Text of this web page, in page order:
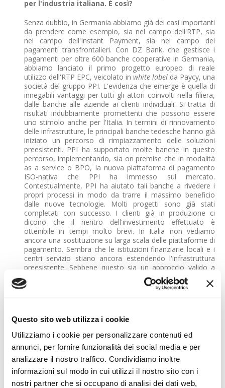
Questo sito web utilizza i cookie
Utilizziamo i cookie per personalizzare contenuti ed
annunci, per fornire funzionalità dei social media e per
analizzare il nostro traffico. Condividiamo inoltre
informazioni sul modo in cui utilizzi il nostro sito con i
nostri partner che si occupano di analisi dei dati web,
per l'industria italiana. È così?
Senza dubbio, in Germania abbiamo già dei casi importanti
da prendere come esempio, sia nel campo dell'RTP, sia
nel campo dell'Instant Payment, sia nel campo dei
pagamenti transfrontalieri. Con DZ Bank, che gestisce i
pagamenti per oltre 600 banche cooperative in Germania,
abbiamo lanciato il primo progetto europeo di reale
utilizzo dell'RTP EPC, veicolato in white label da Paycy, una
società del gruppo PPI. L'evidenza che emerge è quella di
innegabili vantaggi per tutti gli attori coinvolti nella filiera,
dalle banche alle aziende ai clienti individuali. Si tratta di
risultati indubbiamente promettenti che possono essere
uno stimolo anche per l'Italia. In termini di rinnovamento
delle infrastrutture, le principali banche tedesche hanno già
iniziato un percorso di rimpiazzamento delle soluzioni
preesistenti. PPI ha supportato molte banche in questo
percorso, implementando, sia on premise che in modalità
as a service o BPO, la nuova piattaforma di pagamento
ISO-nativa che PPI ha immesso sul mercato.
Contestualmente, PPI ha aiutato tali banche a rivedere i
propri processi in modo da trarre il massimo beneficio
dalle nuove tecnologie. Molti progetti sono già stati
completati con successo. I clienti già in produzione ci
dicono che il rientro dell'investimento effettuato è
ottenibile in tempi molto brevi. In Italia non vediamo
ancora una sostituzione su larga scala delle piattaforme di
pagamento. Sembra che le istituzioni finanziarie locali e i
centri servizio stiano ancora estendendo l'infrastruttura
preesistente. Sebbene questo sia un approccio valido a
breve termine, nel futuro pregiudica una reale
competitività e genera numerose difficoltà. Anche l'RTP
partecipato anche PPI. Considerato che nel 2023
l'interscambio tra Italia e Germania ha superato i 163
miliardi, l'uso dell'RTP per digitalizzare la fatturazione
elettronica nei distretti manufatturieri ha indubbiamente
un grosso potenziale. Gli operatori finanziari italiani
sembrano tuttavia più restii rispetto a quelli tedeschi
nell'abbracciare l'innovazione. Forse bisogna avere un po'
più di coraggio, se si vogliono davvero sfruttare le